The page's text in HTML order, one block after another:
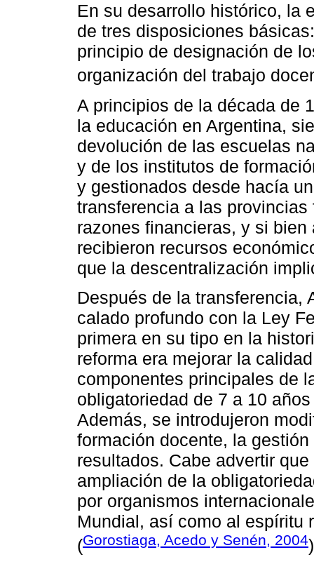
En su desarrollo histórico, la
de tres disposiciones
principio de designación de
organización del trabajo
A principios de la década de
la educación en Argentina,
devolución de las escuelas
y de los institutos de
y gestionados desde hacía
transferencia a las
razones financieras, y si
recibieron recursos
que la descentralización
Después de la transferencia,
calado profundo con la Ley
primera en su tipo en la
reforma era mejorar la
componentes principales de
obligatoriedad de 7 a 10
Además, se introdujeron
formación docente, la
resultados. Cabe advertir
ampliación de la
por organismos
Mundial, así como al espíritu
(Gorostiaga, Acedo y Senén, 2004